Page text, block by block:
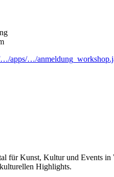
apps/…/
für Kunst, Kultur und Events
Highlights.